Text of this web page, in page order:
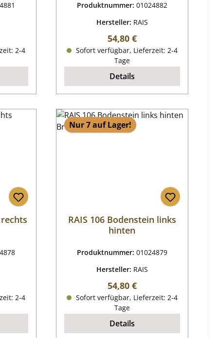
2-4
Produktnummer: 01024882
Hersteller: RAIS
Regulärer Preis:
54,80 €
Sofort verfügbar, Lieferzeit: 2-4
Tage
Details
2-4
Nur 7 auf Lager!
RAIS 106 Bodenstein links
hinten
Produktnummer: 01024879
Hersteller: RAIS
Regulärer Preis:
54,80 €
Sofort verfügbar, Lieferzeit: 2-4
Tage
Details